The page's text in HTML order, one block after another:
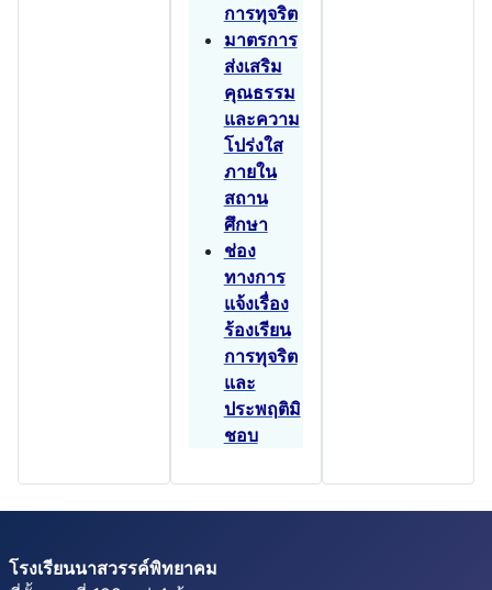
การทุจริต
มาตรการ
ส่งเสริม
คุณธรรม
และความ
โปร่งใส
ภายใน
สถาน
ศึกษา
ช่อง
ทางการ
แจ้งเรื่อง
ร้องเรียน
การทุจริต
และ
ประพฤติมิ
ชอบ
โรงเรียนนาสวรรค์พิทยาคม